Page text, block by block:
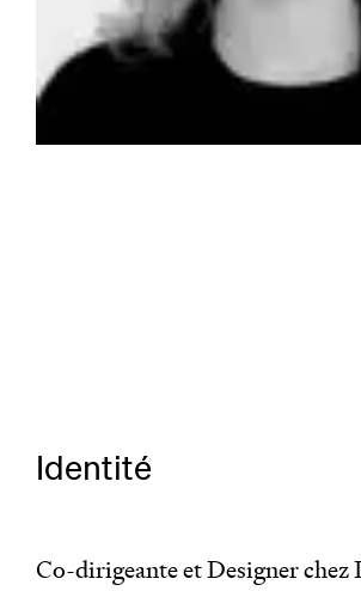
Identité
Co-dirigeante et Designer chez